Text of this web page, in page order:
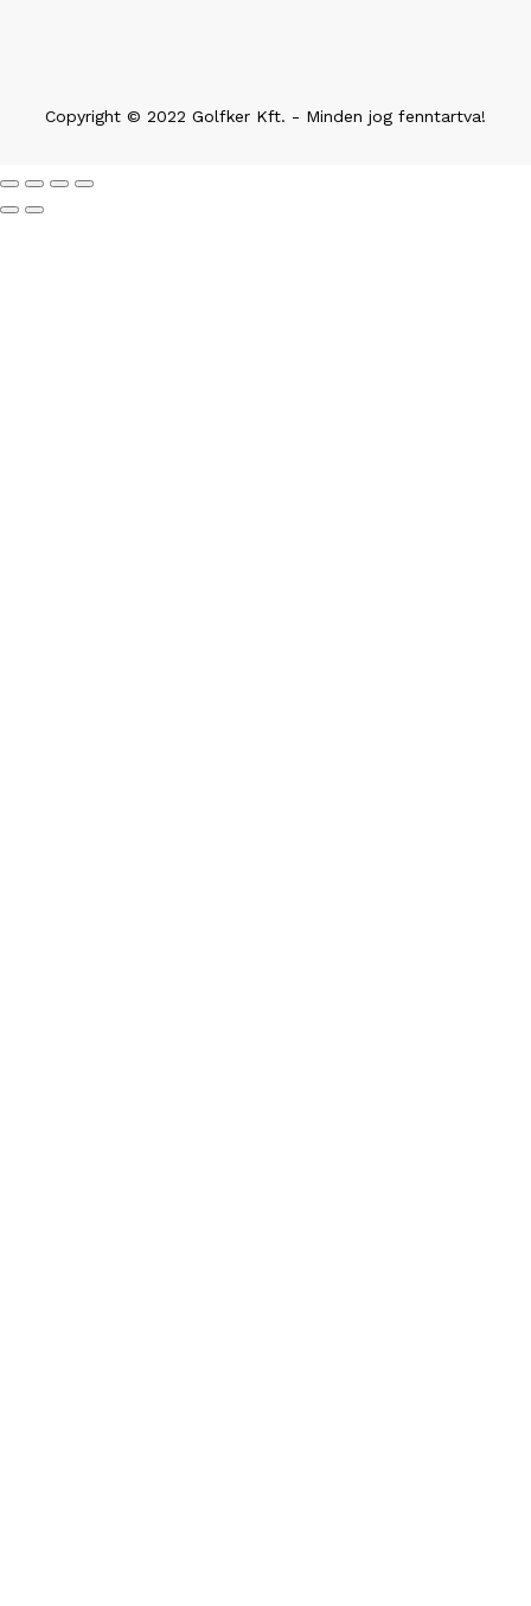
Copyright © 2022 Golfker Kft. - Minden jog fenntartva!